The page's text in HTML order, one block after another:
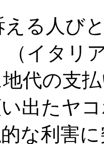
える人び
（イタリ
代の支
出たヤ
利害に